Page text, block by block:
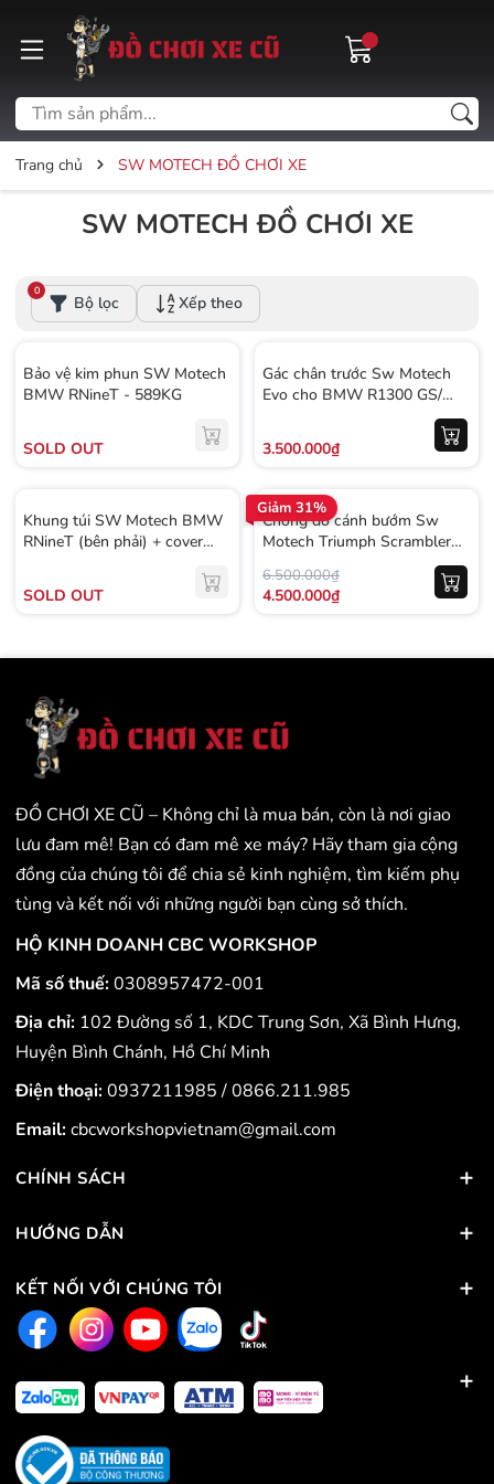
Trang chủ SW MOTECH ĐỒ CHƠI XE
SW MOTECH ĐỒ CHƠI XE
Bộ lọc
0
Xếp theo
Bảo vệ kim phun SW Motech
BMW RNineT - 589KG
SOLD OUT
Gác chân trước Sw Motech
Evo cho BMW R1300 GS/
3.500.000₫
Khung túi SW Motech BMW
RNineT (bên phải) + cover
SOLD OUT
Giảm 31%
Chống đổ cánh bướm Sw
Motech Triumph Scrambler
6.500.000₫
4.500.000₫
ĐỒ CHƠI XE CŨ – Không chỉ là mua bán, còn là nơi giao
lưu đam mê! Bạn có đam mê xe máy? Hãy tham gia cộng
đồng của chúng tôi để chia sẻ kinh nghiệm, tìm kiếm phụ
tùng và kết nối với những người bạn cùng sở thích.
HỘ KINH DOANH CBC WORKSHOP
Mã số thuế:0308957472-001
Địa chỉ: 102 Đường số 1, KDC Trung Sơn, Xã Bình Hưng,
Huyện Bình Chánh, Hồ Chí Minh
Điện thoại:0937211985/0866.211.985
Email:cbcworkshopvietnam@gmail.com
CHÍNH SÁCH
HƯỚNG DẪN
KẾT NỐI VỚI CHÚNG TÔI